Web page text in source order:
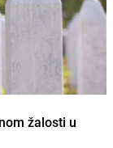
žalosti u